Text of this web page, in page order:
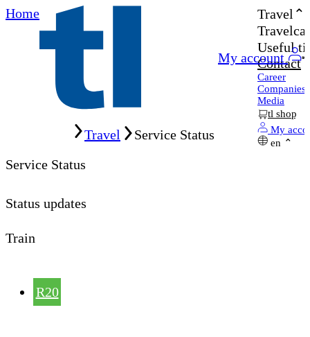
Home
My account
Travel
Useful
Contact
Career
Companies
Media
tl shop
My
en
Travel
Service Status
Service Status
Status updates
Train
R20